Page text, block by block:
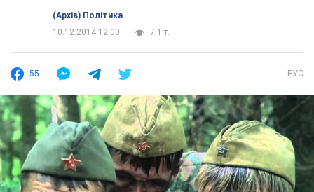
(Архів) Політика
10.12.2014 12:00
7,1 т.
55 РУС